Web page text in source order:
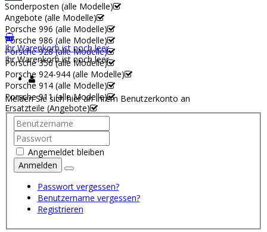
Sonderposten (alle Modelle)
Angebote (alle Modelle)
Porsche 996 (alle Modelle)
Porsche 986 (alle Modelle)
Porsche 928 (alle Modelle)
Porsche 356 (alle Modelle)
Porsche 924-944 (alle Modelle)
Porsche 914 (alle Modelle)
Porsche 911 (alle Modelle)
Ersatzteile (Angebote)
Ihr Warenkorb ist noch leer.
Ihr Warenkorb ist noch leer.
Melden Sie sich hier an Ihrem Benutzerkonto an
Angemeldet bleiben
Anmelden
Passwort vergessen?
Benutzername vergessen?
Registrieren